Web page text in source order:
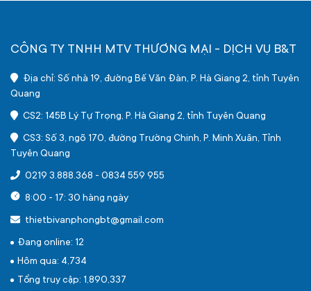
CÔNG TY TNHH MTV THƯƠNG MẠI - DỊCH VỤ B&T
Địa chỉ: Số nhà 19, đường Bế Văn Đàn, P. Hà Giang 2, tỉnh Tuyên
Quang
CS2: 145B Lý Tự Trọng, P. Hà Giang 2, tỉnh Tuyên Quang
CS3: Số 3, ngõ 170, đường Trường Chinh, P. Minh Xuân, Tỉnh
Tuyên Quang
0219 3.888.368 - 0834 559 955
8:00 - 17: 30 hàng ngày
thietbivanphongbt@gmail.com
Đang online: 12
Hôm qua: 4,734
Tổng truy cập: 1,890,337